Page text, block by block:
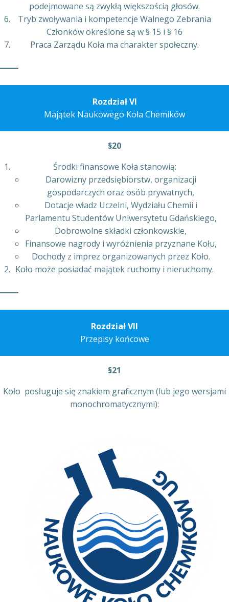
podejmowane są zwykłą większością głosów.
Tryb zwoływania i kompetencje Walnego Zebrania
Członków określone są w § 15 i § 16
Praca Zarządu Koła ma charakter społeczny.
Rozdział VI
Majątek Naukowego Koła Chemików
§20
Środki finansowe Koła stanowią:
Darowizny przedsiębiorstw, organizacji
gospodarczych oraz osób prywatnych,
Dotacje władz Uczelni, Wydziału Chemii i
Parlamentu Studentów Uniwersytetu Gdańskiego,
Dobrowolne składki członkowskie,
Finansowe nagrody i wyróżnienia przyznane Kołu,
Dochody z imprez organizowanych przez Koło.
Koło może posiadać majątek ruchomy i nieruchomy.
Rozdział VII
Przepisy końcowe
§21
Koło posługuje się znakiem graficznym (lub jego wersjami
monochromatycznymi):